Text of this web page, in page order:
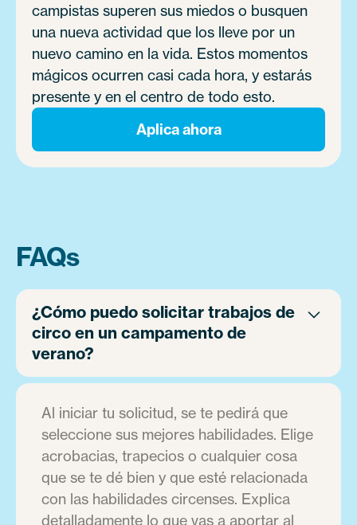
campistas superen sus miedos o busquen
una nueva actividad que los lleve por un
nuevo camino en la vida. Estos momentos
mágicos ocurren casi cada hora, y estarás
presente y en el centro de todo esto.
Aplica ahora
FAQs
¿Cómo puedo solicitar trabajos de
circo en un campamento de
verano?
Al iniciar tu solicitud, se te pedirá que
seleccione sus mejores habilidades. Elige
acrobacias, trapecios o cualquier cosa
que se te dé bien y que esté relacionada
con las habilidades circenses. Explica
detalladamente lo que vas a aportar al